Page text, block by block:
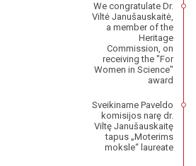
We congratulate Dr.
Viltė Janušauskaitė,
a member of the
Heritage
Commission, on
receiving the "For
Women in Science"
award
Sveikiname Paveldo
komisijos narę dr.
Viltę Janušauskaitę
tapus „Moterims
moksle“ laureate